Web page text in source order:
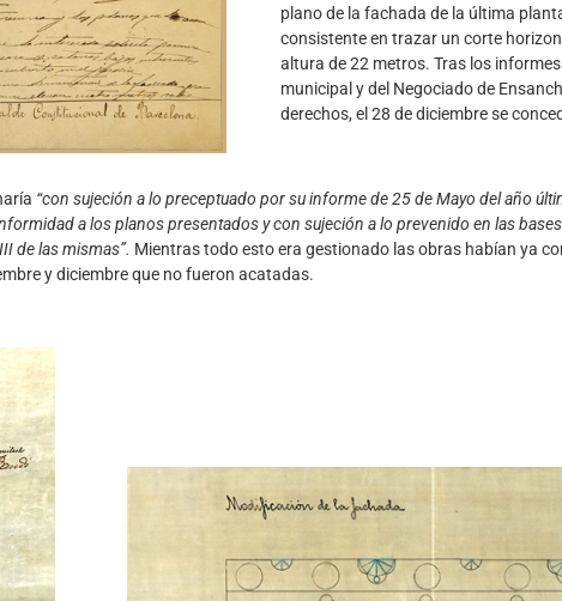
plano de la fachada de la última
consistente en trazar un corte
altura de 22 metros. Tras los
municipal y del Negociado de
derechos, el 28 de diciembre se
“con sujeción a lo preceptuado por su informe de 25 de Mayo del año
a los planos presentados y con sujeción a lo prevenido en las
de las mismas”. Mientras todo esto era gestionado las obras habían ya
y diciembre que no fueron acatadas.